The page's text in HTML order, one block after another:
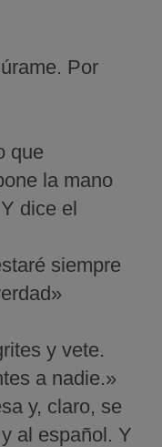
Por
que
la mano
dice el
siempre
y vete.
a nadie.»
y, claro, se
al español. Y